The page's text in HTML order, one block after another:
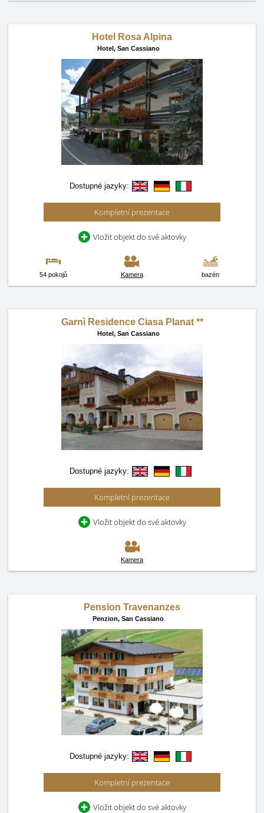
Hotel Rosa Alpina
Hotel, San Cassiano
Dostupné jazyky:
Kompletní prezentace
Vložit objekt do své aktovky
54 pokojů Kamera bazén
Garnì Residence Ciasa Planat **
Hotel, San Cassiano
Dostupné jazyky:
Kompletní prezentace
Vložit objekt do své aktovky
Kamera
Pension Travenanzes
Penzion, San Cassiano
Dostupné jazyky:
Kompletní prezentace
Vložit objekt do své aktovky